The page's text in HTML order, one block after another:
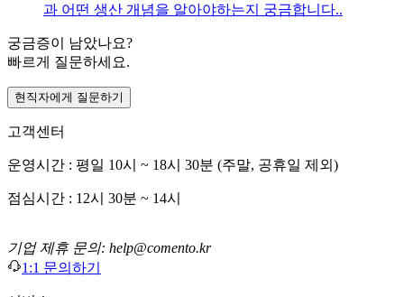
과 어떤 생산 개념을 알아야하는지 궁금합니다..
궁금증이 남았나요?
빠르게 질문하세요.
현직자에게 질문하기
고객센터
운영시간 : 평일 10시 ~ 18시 30분 (주말, 공휴일 제외)
점심시간 : 12시 30분 ~ 14시
기업 제휴 문의: help@comento.kr
1:1 문의하기